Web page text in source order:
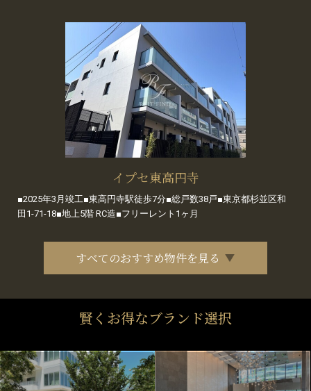
イプセ東高円寺
■2025年3月竣工■東高円寺駅徒歩7分■総戸数38戸■東京都杉並区和
田1-71-18■地上5階 RC造■フリーレント1ヶ月
すべてのおすすめ物件を見る
賢くお得なブランド選択